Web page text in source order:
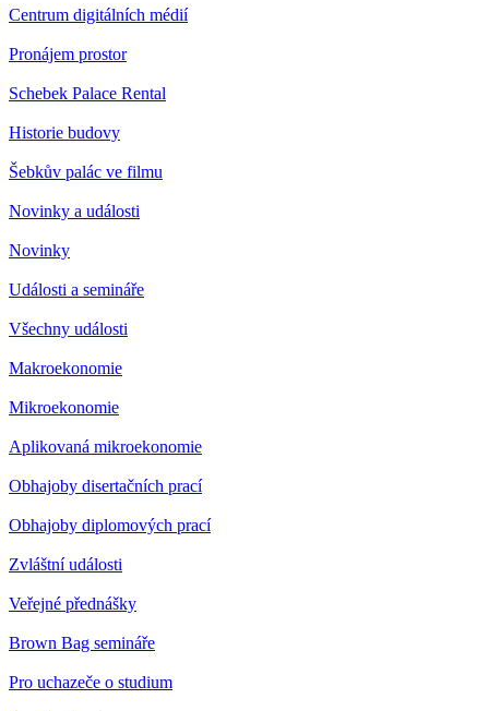
Centrum digitálních médií
Pronájem prostor
Schebek Palace Rental
Historie budovy
Šebkův palác ve filmu
Novinky a události
Novinky
Události a semináře
Všechny události
Makroekonomie
Mikroekonomie
Aplikovaná mikroekonomie
Obhajoby disertačních prací
Obhajoby diplomových prací
Zvláštní události
Veřejné přednášky
Brown Bag semináře
Pro uchazeče o studium